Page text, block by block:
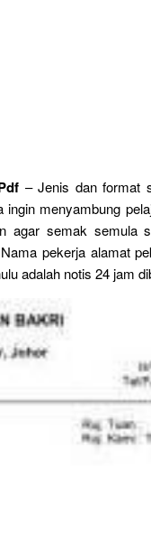
– Jenis dan format
menyambung
agar semak semula
pekerja alamat
adalah notis 24 jam